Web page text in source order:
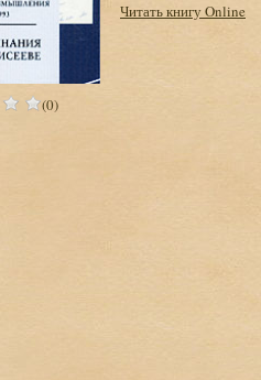
(0)
Читать книгу Online